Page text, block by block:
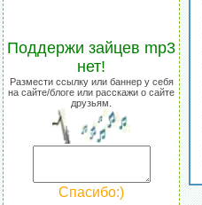
Поддержи зайцев mp3
нет!
Размести ссылку или баннер у себя
на сайте/блоге или расскажи о сайте
друзьям.
Спасибо:)